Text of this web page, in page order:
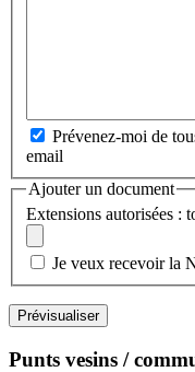
Prévenez-moi de
email
Ajouter un document
Extensions autorisées :
Je veux recevoir la
Punts vesins /